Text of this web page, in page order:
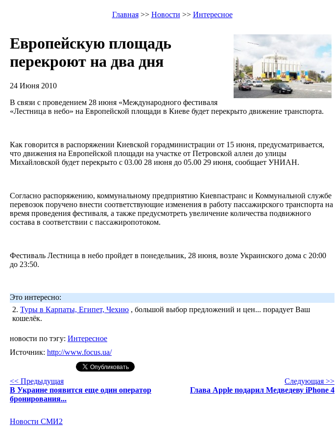
Главная>> Новости >> Интересное
Европейскую площадь
перекроют на два дня
24 Июня 2010
В связи с проведением 28 июня «Международного фестиваля
«Лестница в небо» на Европейской площади в Киеве будет перекрыто движение транспорта.
Как говорится в распоряжении Киевской горадминистрации от 15 июня, предусматривается,
что движения на Европейской площади на участке от Петровской аллеи до улицы
Михайловской будет перекрыто с 03.00 28 июня до 05.00 29 июня, сообщает УНИАН.
Согласно распоряжению, коммунальному предприятию Киевпастранс и Коммунальной службе
перевозок поручено внести соответствующие изменения в работу пассажирского транспорта на
время проведения фестиваля, а также предусмотреть увеличение количества подвижного
состава в соответствии с пассажиропотоком.
Фестиваль Лестница в небо пройдет в понедельник, 28 июня, возле Украинского дома с 20:00
до 23:50.
Это интересно:
2. Туры в Карпаты, Египет, Чехию , большой выбор предложений и цен... порадует Ваш
кошелёк.
новости по тэгу: Интересное
Источник: http://www.focus.ua/
<< Предыдущая
В Украине появится еще один оператор
бронирования...
Следующая >>
Глава Apple подарил Медведеву iPhone 4
Новости СМИ2